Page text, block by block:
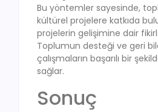
Bu yöntemler sayesinde,
kültürel projelere katkıda
projelerin gelişimine dair
Toplumun desteği ve geri
çalışmaların başarılı bir
sağlar.
Sonuç